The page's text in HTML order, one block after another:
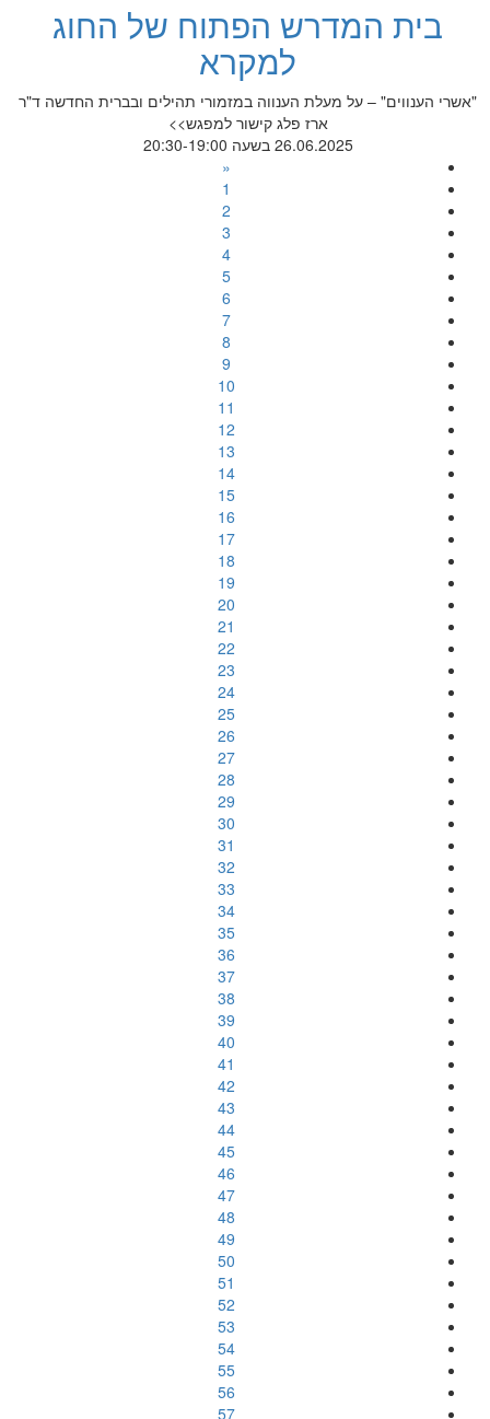
בית המדרש הפתוח של החוג
למקרא
"אשרי הענווים" – על מעלת הענווה במזמורי תהילים ובברית החדשה ד"ר
ארז פלג קישור למפגש>>
26.06.2025 בשעה 20:30-19:00
«
1
2
3
4
5
6
7
8
9
10
11
12
13
14
15
16
17
18
19
20
21
22
23
24
25
26
27
28
29
30
31
32
33
34
35
36
37
38
39
40
41
42
43
44
45
46
47
48
49
50
51
52
53
54
55
56
57